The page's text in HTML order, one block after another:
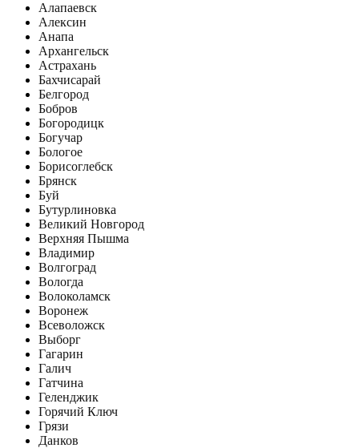
Алапаевск
Алексин
Анапа
Архангельск
Астрахань
Бахчисарай
Белгород
Бобров
Богородицк
Богучар
Бологое
Борисоглебск
Брянск
Буй
Бутурлиновка
Великий Новгород
Верхняя Пышма
Владимир
Волгоград
Вологда
Волоколамск
Воронеж
Всеволожск
Выборг
Гагарин
Галич
Гатчина
Геленджик
Горячий Ключ
Грязи
Данков